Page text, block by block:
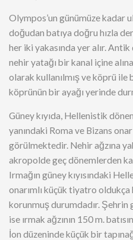
Olympos’un günümüze kadar
doğudan batıya doğru hızla
her iki yakasında yer alır.
nehir yatağı bir kanal içine
olarak kullanılmış ve köprü ile
köprünün bir ayağı yerinde
Güney kıyıda, Hellenistik
yanındaki Roma ve Bizans
görülmektedir. Nehir ağzına
akropolde geç dönemlerden
Irmağın güney kıyısındaki
onarımlı küçük tiyatro
korunmuş durumdadır. Şehrin
ise ırmak ağzının 150 m.
İon düzeninde küçük bir